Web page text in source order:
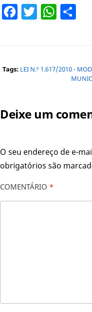
Facebook
Twitter
Tags: LEI N.º 1.617/2010 -
Deixe um
O seu endereço de e-
obrigatórios são
COMENTÁRIO *